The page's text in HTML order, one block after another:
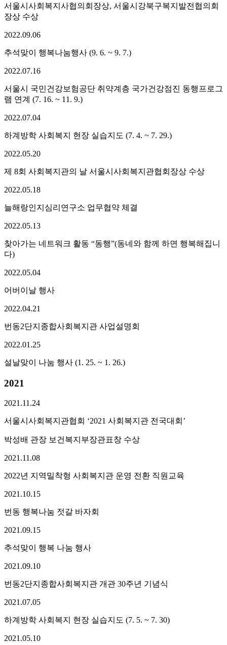
서울시사회복지사협의회장상, 서울시강북구복지발전협의회
장상 수상
2022.09.06
추석맞이 행복나눔행사 (9. 6. ~ 9. 7.)
2022.07.16
서울시 국민건강보험공단 취약계층 국가건강점진 동행프로그
램 연계 (7. 16. ~ 11. 9.)
2022.07.04
하계방학 사회복지 현장 실습지도 (7. 4. ~ 7. 29.)
2022.05.20
제 8회 사회복지관의 날 서울시사회복지관협회장상 수상
2022.05.18
늘해랑인지심리연구소 업무협약 체결
2022.05.13
찾아가는 네트워크 활동 “동행”(동네와 함께 하면 행복해집니
다)
2022.05.04
어버이날 행사
2022.04.21
번동2단지종합사회복지관 사업설명회
2022.01.25
설날맞이 나눔 행사 (1. 25. ~ 1. 26.)
2021
2021.11.24
서울시사회복지관협회 ‘2021 사회복지관 전국대회’
박성배 관장 보건복지부장관표창 수상
2021.11.08
2022년 지역밀착형 사회복지관 운영 전환 직원교육
2021.10.15
번동 행복나눔 젓갈 바자회
2021.09.15
추석맞이 행복 나눔 행사
2021.09.10
번동2단지종합사회복지관 개관 30주년 기념식
2021.07.05
하계방학 사회복지 현장 실습지도 (7. 5. ~ 7. 30)
2021.05.10